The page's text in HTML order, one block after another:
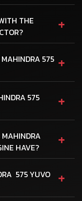
THE
+
575 +
575
+
MAHINDRA
HAVE?
+
575 YUVO
+